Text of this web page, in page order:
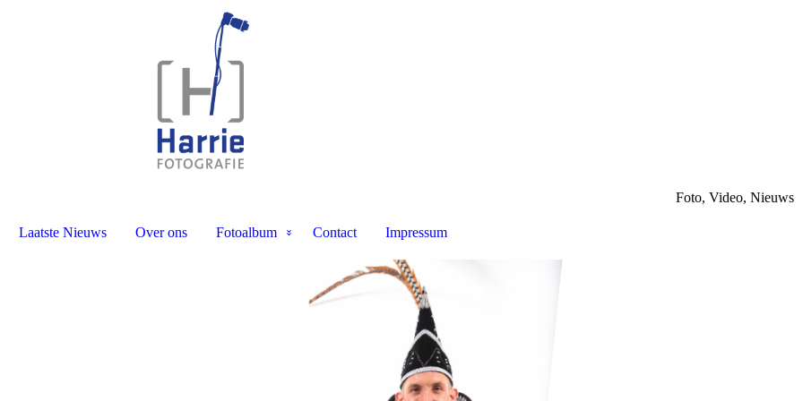
Foto, Video, Nieuws
Laatste Nieuws Over ons Fotoalbum Contact Impressum